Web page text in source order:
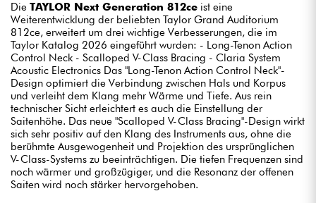
Die TAYLOR Next Generation 812ce ist eine
Weiterentwicklung der beliebten Taylor Grand Auditorium
812ce, erweitert um drei wichtige Verbesserungen, die im
Taylor Katalog 2026 eingeführt wurden: - Long-Tenon Action
Control Neck - Scalloped V-Class Bracing - Claria System
Acoustic Electronics Das "Long-Tenon Action Control Neck"-
Design optimiert die Verbindung zwischen Hals und Korpus
und verleiht dem Klang mehr Wärme und Tiefe. Aus rein
technischer Sicht erleichtert es auch die Einstellung der
Saitenhöhe. Das neue "Scalloped V-Class Bracing"-Design wirkt
sich sehr positiv auf den Klang des Instruments aus, ohne die
berühmte Ausgewogenheit und Projektion des ursprünglichen
V-Class-Systems zu beeinträchtigen. Die tiefen Frequenzen sind
noch wärmer und großzügiger, und die Resonanz der offenen
Saiten wird noch stärker hervorgehoben.